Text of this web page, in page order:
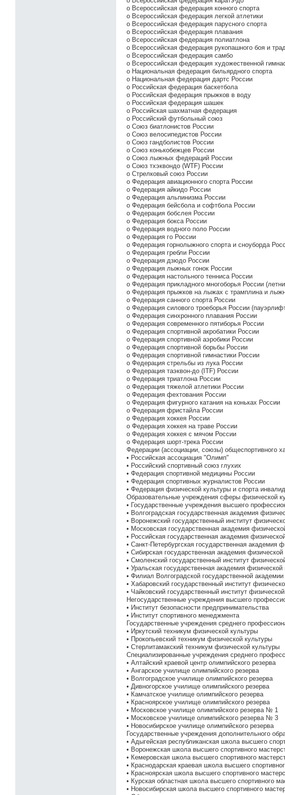
o Всероссийская федерация конного спорта
o Всероссийская федерация легкой атлетики
o Всероссийская федерация парусного спорта
o Всероссийская федерация плавания
o Всероссийская федерация полиатлона
o Всероссийская федерация рукопашного боя и
o Всероссийская федерация самбо
o Всероссийская федерация художественной
o Национальная федерация бильярдного спорта
o Национальная федерация дартс России
o Российская федерация баскетбола
o Российская федерация прыжков в воду
o Российская федерация шашек
o Российская шахматная федерация
o Российский футбольный союз
o Союз биатлонистов России
o Союз велосипедистов России
o Союз гандболистов России
o Союз конькобежцев России
o Союз лыжных федераций России
o Союз тхэквондо (WTF) России
o Стрелковый союз России
o Федерация авиационного спорта России
o Федерация айкидо России
o Федерация альпинизма России
o Федерация бейсбола и софтбола России
o Федерация бобслея России
o Федерация бокса России
o Федерация водного поло России
o Федерация го России
o Федерация горнолыжного спорта и сноуборда
o Федерация гребли России
o Федерация дзюдо России
o Федерация лыжных гонок России
o Федерация настольного тенниса России
o Федерация прикладного многоборья России
o Федерация прыжков на лыжах с трамплина и
o Федерация санного спорта России
o Федерация силового троеборья России
o Федерация синхронного плавания России
o Федерация современного пятиборья России
o Федерация спортивной акробатики России
o Федерация спортивной аэробики России
o Федерация спортивной борьбы России
o Федерация спортивной гимнастики России
o Федерация стрельбы из лука России
o Федерация таэквон-до (ITF) России
o Федерация триатлона России
o Федерация тяжелой атлетики России
o Федерация фехтования России
o Федерация фигурного катания на коньках России
o Федерация фристайла России
o Федерация хоккея России
o Федерация хоккея на траве России
o Федерация хоккея с мячом России
o Федерация шорт-трека России
Федерации (ассоциации, союзы) общеспортивного
• Российская ассоциация "Олимп"
• Российский спортивный союз глухих
• Федерация спортивной медицины России
• Федерация спортивных журналистов России
• Федерация физической культуры и спорта
Образовательные учреждения сферы физической
• Государственные учреждения высшего
• Волгоградская государственная академия
• Воронежский государственный институт
• Московская государственная академия
• Российская государственная академия
• Санкт-Петербургская государственная
• Сибирская государственная академия физической
• Смоленский государственный институт
• Уральская государственная академия физической
• Филиал Волгоградской государственной
• Хабаровский государственный институт
• Чайковский государственный институт
Негосударственные учреждения высшего
• Институт безопасности предпринимательства
• Институт спортивного менеджмента
Государственные учреждения среднего
• Иркутский техникум физической культуры
• Прокопьевский техникум физической культуры
• Стерлитамакский техникум физической культуры
Специализированные учреждения среднего
• Алтайский краевой центр олимпийского резерва
• Ангарское училище олимпийского резерва
• Волгоградское училище олимпийского резерва
• Дивногорское училище олимпийского резерва
• Камчатское училище олимпийского резерва
• Красноярское училище олимпийского резерва
• Московское училище олимпийского резерва № 1
• Московское училище олимпийского резерва № 3
• Новосибирское училище олимпийского резерва
Государственные учреждения дополнительного
• Адыгейская республиканская школа высшего
• Воронежская школа высшего спортивного
• Кемеровская школа высшего спортивного
• Краснодарская краевая школа высшего
• Красноярская школа высшего спортивного
• Курская областная школа высшего спортивного
• Новосибирская школа высшего спортивного